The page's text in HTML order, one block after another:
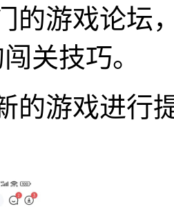
的游戏论坛
关技巧。
的游戏进行